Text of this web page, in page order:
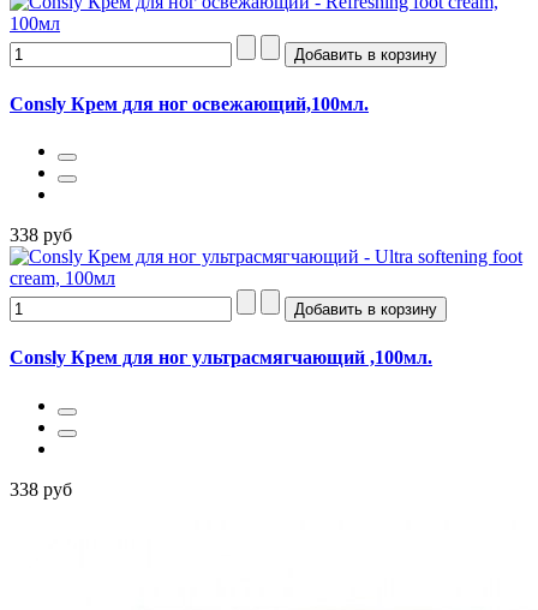
Consly Крем для ног освежающий,100мл.
338 руб
Consly Крем для ног ультрасмягчающий ,100мл.
338 руб